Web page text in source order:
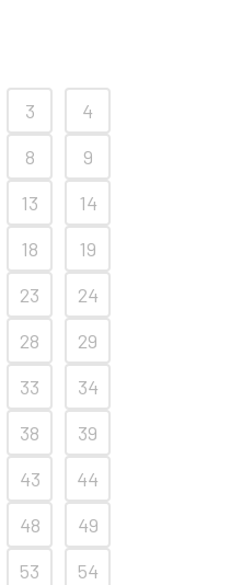
3
4
8
9
13
14
18
19
23
24
28
29
33
34
38
39
43
44
48
49
53
54